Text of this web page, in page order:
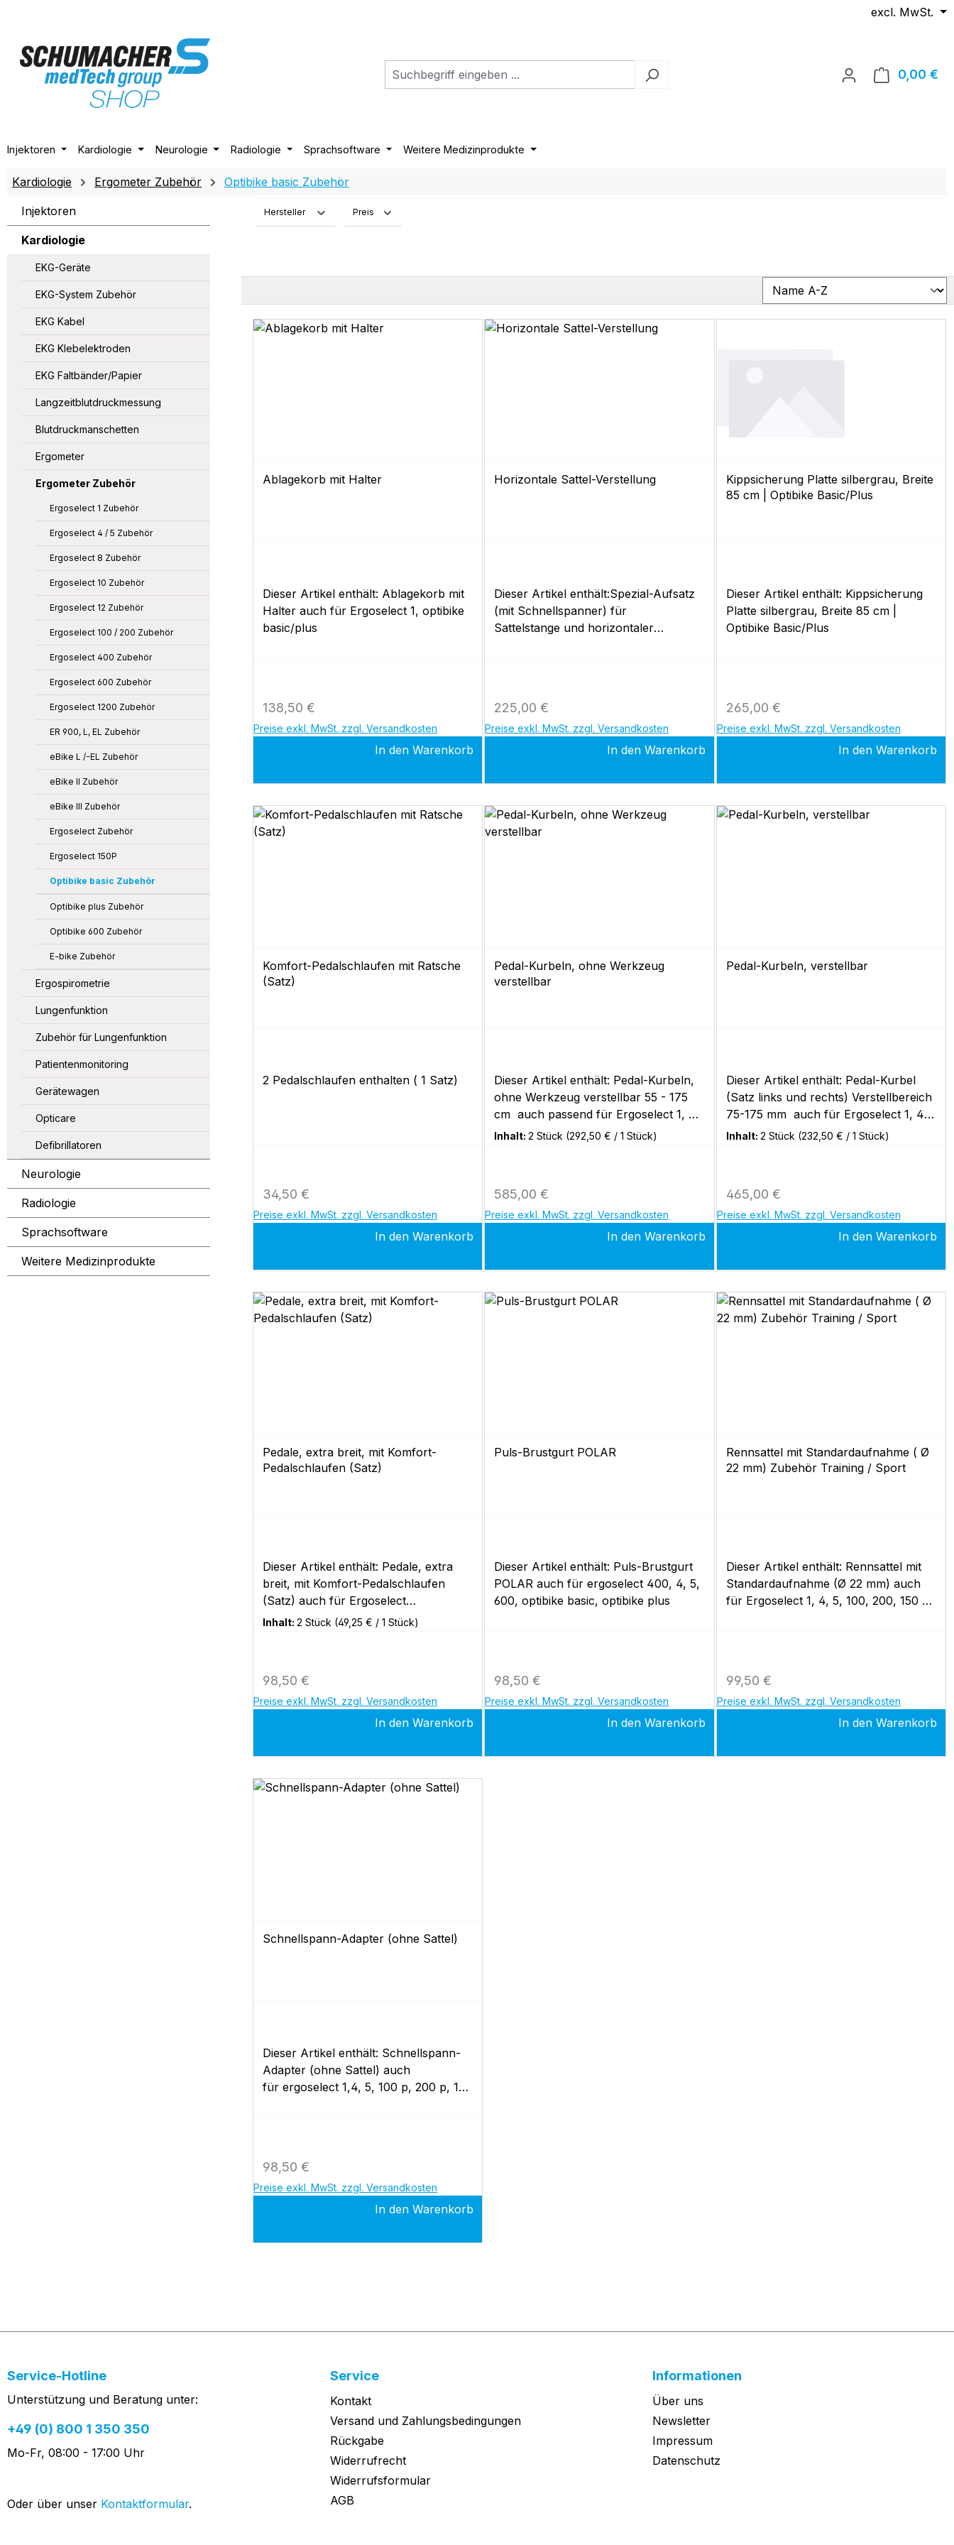
excl. MwSt.
0,00 €
Injektoren Kardiologie Neurologie Radiologie Sprachsoftware Weitere Medizinprodukte
Kardiologie Ergometer Zubehör Optibike basic Zubehör
Injektoren
Kardiologie
EKG-Geräte
EKG-System Zubehör
EKG Kabel
EKG Klebelektroden
EKG Faltbänder/Papier
Langzeitblutdruckmessung
Blutdruckmanschetten
Ergometer
Ergometer Zubehör
Ergoselect 1 Zubehör
Ergoselect 4 / 5 Zubehör
Ergoselect 8 Zubehör
Ergoselect 10 Zubehör
Ergoselect 12 Zubehör
Ergoselect 100 / 200 Zubehör
Ergoselect 400 Zubehör
Ergoselect 600 Zubehör
Ergoselect 1200 Zubehör
ER 900, L, EL Zubehör
eBike L /-EL Zubehör
eBike II Zubehör
eBike III Zubehör
Ergoselect Zubehör
Ergoselect 150P
Optibike basic Zubehör
Optibike plus Zubehör
Optibike 600 Zubehör
E-bike Zubehör
Ergospirometrie
Lungenfunktion
Zubehör für Lungenfunktion
Patientenmonitoring
Gerätewagen
Opticare
Defibrillatoren
Neurologie
Radiologie
Sprachsoftware
Weitere Medizinprodukte
Hersteller Preis
Ablagekorb mit Halter
Dieser Artikel enthält: Ablagekorb mit
Halter auch für Ergoselect 1, optibike
basic/plus
Regulärer Preis:
138,50 €
Preise exkl. MwSt. zzgl. Versandkosten
In den Warenkorb
Horizontale Sattel-Verstellung
Dieser Artikel enthält:Spezial-Aufsatz
(mit Schnellspanner) für
Sattelstange und horizontaler
p, 200 p, optibike basic
Regulärer Preis:
225,00 €
Preise exkl. MwSt. zzgl. Versandkosten
In den Warenkorb
Kippsicherung Platte silbergrau, Breite
85 cm | Optibike Basic/Plus
Dieser Artikel enthält: Kippsicherung
Platte silbergrau, Breite 85 cm |
Optibike Basic/Plus
Regulärer Preis:
265,00 €
Preise exkl. MwSt. zzgl. Versandkosten
In den Warenkorb
Komfort-Pedalschlaufen mit Ratsche
(Satz)
2 Pedalschlaufen enthalten ( 1 Satz)
Regulärer Preis:
34,50 €
Preise exkl. MwSt. zzgl. Versandkosten
In den Warenkorb
Pedal-Kurbeln, ohne Werkzeug
verstellbar
Dieser Artikel enthält: Pedal-Kurbeln,
ohne Werkzeug verstellbar 55 - 175
cm auch passend für Ergoselect 1, 4,
5, optibike basic, optibike plus
Inhalt:2 Stück (292,50 € / 1 Stück)
Regulärer Preis:
585,00 €
Preise exkl. MwSt. zzgl. Versandkosten
In den Warenkorb
Pedal-Kurbeln, verstellbar
Dieser Artikel enthält: Pedal-Kurbel
(Satz links und rechts) Verstellbereich
75-175 mm auch für Ergoselect 1, 4,
5, optibike basic
Inhalt: 2 Stück (232,50 € / 1 Stück)
Regulärer Preis:
465,00 €
Preise exkl. MwSt. zzgl. Versandkosten
In den Warenkorb
Pedale, extra breit, mit Komfort-
Pedalschlaufen (Satz)
Dieser Artikel enthält: Pedale, extra
breit, mit Komfort-Pedalschlaufen
(Satz) auch für Ergoselect
100,200,600,4 M,5 M
Inhalt: 2 Stück (49,25 € / 1 Stück)
Regulärer Preis:
98,50 €
Preise exkl. MwSt. zzgl. Versandkosten
In den Warenkorb
Puls-Brustgurt POLAR
Dieser Artikel enthält: Puls-Brustgurt
POLAR auch für ergoselect 400, 4, 5,
600, optibike basic, optibike plus
Regulärer Preis:
98,50 €
Preise exkl. MwSt. zzgl. Versandkosten
In den Warenkorb
Rennsattel mit Standardaufnahme ( Ø
22 mm) Zubehör Training / Sport
Dieser Artikel enthält: Rennsattel mit
Standardaufnahme (Ø 22 mm) auch
für Ergoselect 1, 4, 5, 100, 200, 150 P,
Regulärer Preis:
99,50 €
Preise exkl. MwSt. zzgl. Versandkosten
In den Warenkorb
Schnellspann-Adapter (ohne Sattel)
Dieser Artikel enthält: Schnellspann-
Adapter (ohne Sattel) auch
für ergoselect 1,4, 5, 100 p, 200 p, 150
Regulärer Preis:
98,50 €
Preise exkl. MwSt. zzgl. Versandkosten
In den Warenkorb
Service-Hotline
Unterstützung und Beratung unter:
+49 (0) 800 1 350 350
Mo-Fr, 08:00 - 17:00 Uhr
Oder über unser Kontaktformular.
Service
Kontakt
Versand und Zahlungsbedingungen
Rückgabe
Widerrufrecht
Widerrufsformular
AGB
Informationen
Über uns
Newsletter
Impressum
Datenschutz